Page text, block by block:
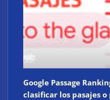
Google Passage
clasificar los pasajes o